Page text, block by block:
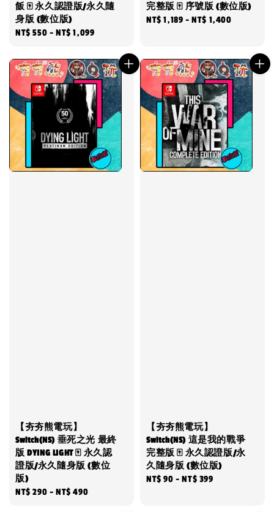
飯 🀄 永久認證版/永久隨
身版 (數位版)
Regular
NT$ 550 -NT$ 1,099
完整版 🀄 序號版 (數位版)
Regular
NT$ 1,189 -NT$ 1,400
【夯夯熊電玩】
Switch(NS) 垂死之光 最終
版 DYING LIGHT 🀄 永久認
證版/永久隨身版 (數位
版)
Regular
NT$ 290 -NT$ 490
【夯夯熊電玩】
Switch(NS) 這是我的戰爭
完整版 🀄 永久認證版/永
久隨身版 (數位版)
Regular
NT$ 90 -NT$ 399